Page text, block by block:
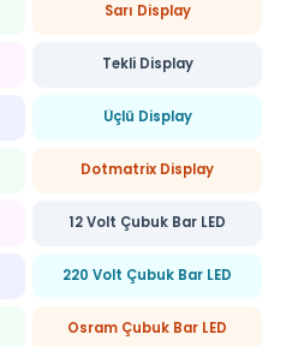
Sarı Display
Tekli Display
Üçlü Display
Dotmatrix Display
12 Volt Çubuk Bar LED
220 Volt Çubuk Bar LED
Osram Çubuk Bar LED